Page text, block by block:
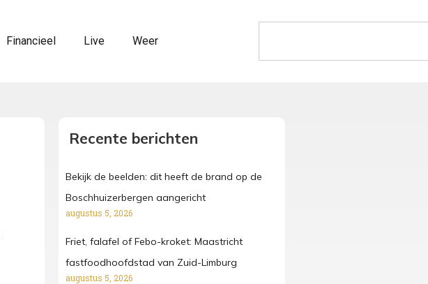
Financieel Live Weer
Recente berichten
Bekijk de beelden: dit heeft de brand op de
Boschhuizerbergen aangericht
augustus 5, 2026
Friet, falafel of Febo-kroket: Maastricht
fastfoodhoofdstad van Zuid-Limburg
augustus 5, 2026